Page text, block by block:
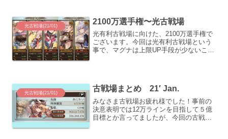
ン...
光古戦場(21/01) 2100万選手権〜光古戦場
光有利古戦場に向けた、2100万選手権で
ございます。今回は光有利古戦場という
事で、マグナは上限UP手段が少ないこと
で、そのまま使...
光古戦場(21/01) 古戦場まとめ 21′ Jan.
みなさま古戦場お疲れ様でした！事前の
決意表明では12万ラインを目指して５億
目標とか言ってましたが、今回の古戦場